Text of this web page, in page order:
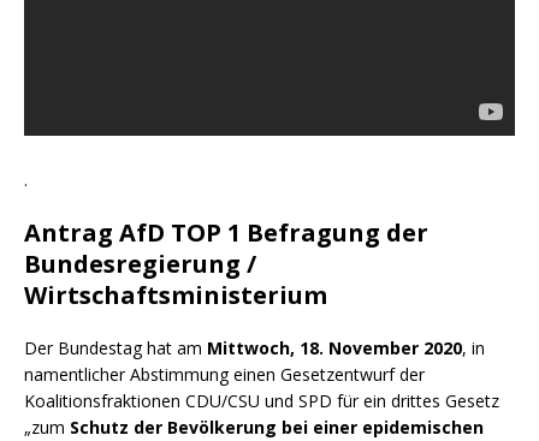
.
Antrag AfD TOP 1 Befragung der
Bundesregierung /
Wirtschaftsministerium
Der Bundestag hat am Mittwoch, 18. November 2020, in
namentlicher Abstimmung einen Gesetzentwurf der
Koalitionsfraktionen CDU/CSU und SPD für ein drittes Gesetz
„zum Schutz der Bevölkerung bei einer epidemischen